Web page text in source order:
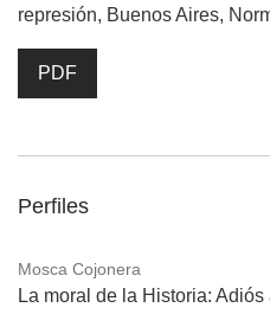
represión, Buenos Aires,
PDF
Perfiles
Mosca Cojonera
La moral de la Historia: